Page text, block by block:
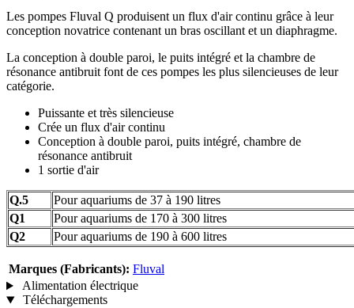
Les pompes Fluval Q produisent un flux d'air continu grâce à leur
conception novatrice contenant un bras oscillant et un diaphragme.
La conception à double paroi, le puits intégré et la chambre de
résonance antibruit font de ces pompes les plus silencieuses de leur
catégorie.
Puissante et très silencieuse
Crée un flux d'air continu
Conception à double paroi, puits intégré, chambre de
résonance antibruit
1 sortie d'air
Q.5
Pour aquariums de 37 à 190 litres
Q1
Pour aquariums de 170 à 300 litres
Q2
Pour aquariums de 190 à 600 litres
Marques (Fabricants): Fluval
Alimentation électrique
Téléchargements